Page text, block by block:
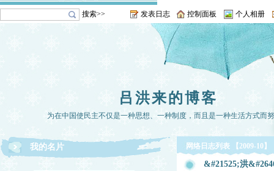
搜索>> 发表日志 控制面板 个人相册
吕洪来的博客
为在中国使民主不仅是一种思想、一种制度，而且是一种生活方式而
我的名片 网络日志列表 【2009-10】
&#21525;洪